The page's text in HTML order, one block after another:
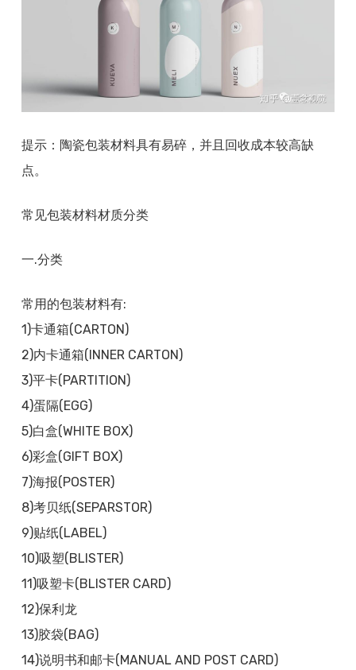
提示：陶瓷包装材料具有易碎，并且回收成本较高缺
点。
常见包装材料材质分类
一.分类
常用的包装材料有:
1)卡通箱(CARTON)
2)内卡通箱(INNER CARTON)
3)平卡(PARTITION)
4)蛋隔(EGG)
5)白盒(WHITE BOX)
6)彩盒(GIFT BOX)
7)海报(POSTER)
8)考贝纸(SEPARSTOR)
9)贴纸(LABEL)
10)吸塑(BLISTER)
11)吸塑卡(BLISTER CARD)
12)保利龙
13)胶袋(BAG)
14)说明书和邮卡(MANUAL AND POST CARD)